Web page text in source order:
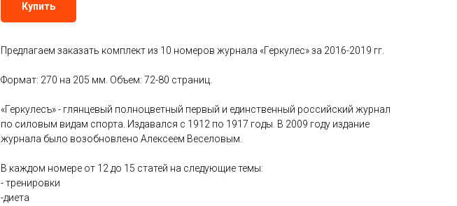
Купить
Предлагаем заказать комплект из 10 номеров журнала «Геркулес» за 2016-2019 гг.
Формат: 270 на 205 мм. Объем: 72-80 страниц.
«Геркулесъ» - глянцевый полноцветный первый и единственный российский журнал
по силовым видам спорта. Издавался с 1912 по 1917 годы. В 2009 году издание
журнала было возобновлено Алексеем Веселовым.
В каждом номере от 12 до 15 статей на следующие темы:
- тренировки
-диета